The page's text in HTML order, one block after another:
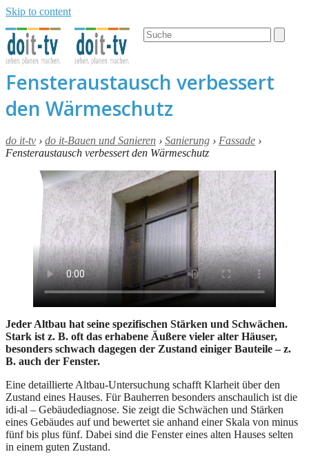
Skip to content
Open
mobile
Close
mobile
Search
Fensteraustausch verbessert
den Wärmeschutz
do it-tv › do it-Bauen und Sanieren › Sanierung › Fassade ›
Fensteraustausch verbessert den Wärmeschutz
Jeder Altbau hat seine spezifischen Stärken und Schwächen.
Stark ist z. B. oft das erhabene Äußere vieler alter Häuser,
besonders schwach dagegen der Zustand einiger Bauteile – z.
B. auch der Fenster.
Eine detaillierte Altbau-Untersuchung schafft Klarheit über den
Zustand eines Hauses. Für Bauherren besonders anschaulich ist die
idi-al – Gebäudediagnose. Sie zeigt die Schwächen und Stärken
eines Gebäudes auf und bewertet sie anhand einer Skala von minus
fünf bis plus fünf. Dabei sind die Fenster eines alten Hauses selten
in einem guten Zustand.